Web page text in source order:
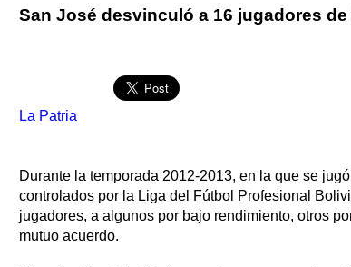
San José desvinculó a 16 jugadores
La Patria
Durante la temporada 2012-2013, en la que se
controlados por la Liga del Fútbol Profesional
jugadores, a algunos por bajo rendimiento, otros
mutuo acuerdo.